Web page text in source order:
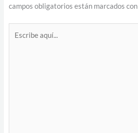
campos obligatorios están marcados con